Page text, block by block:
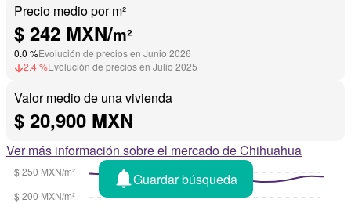
Precio medio por m²
$ 242 MXN/m²
0.0 %Evolución de precios en Junio 2026
2.4 %Evolución de precios en Julio 2025
Valor medio de una vivienda
$ 20,900 MXN
Ver más información sobre el mercado de Chihuahua
Guardar búsqueda